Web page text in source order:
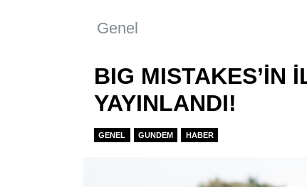
Genel
BIG MISTAKES’İN
YAYINLANDI!
GENEL GUNDEM HABER